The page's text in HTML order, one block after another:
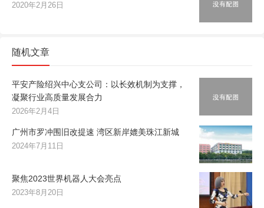
2020年2月26日
随机文章
平安产险绍兴中心支公司：以长效机制为支撑，
凝聚行业高质量发展合力
2026年2月4日
广州市罗冲围旧改提速 湾区新岸媲美珠江新城
2024年7月11日
聚焦2023世界机器人大会亮点
2023年8月20日